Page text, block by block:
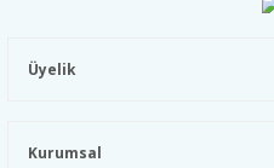
Üyelik
Kurumsal